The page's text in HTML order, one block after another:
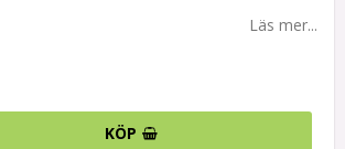
Läs mer...
KÖP